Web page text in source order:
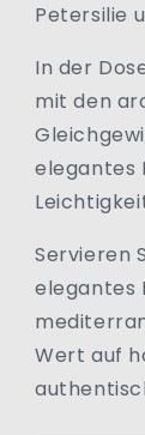
Petersilie
In der
mit den
elegantes
Servieren
elegantes
Wert auf